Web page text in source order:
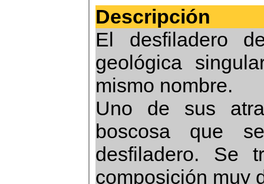
Descripción
El desfiladero
geológica
mismo nombre.
Uno de sus
boscosa que
desfiladero. Se
composición muy